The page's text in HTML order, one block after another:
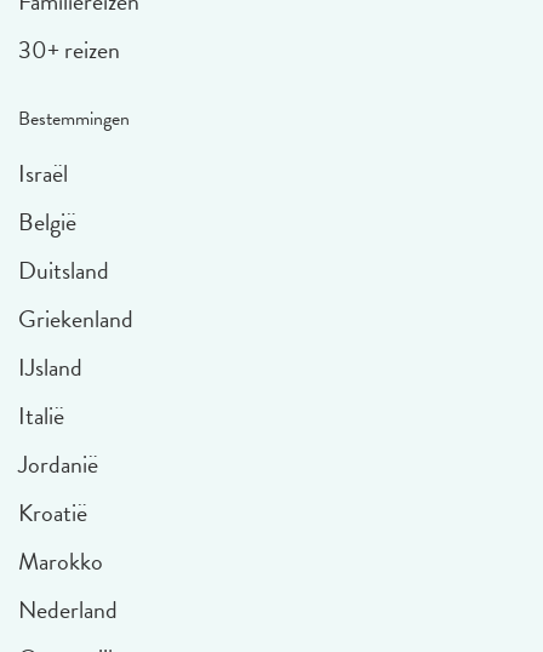
30+ reizen
Bestemmingen
Israël
België
Duitsland
Griekenland
IJsland
Italië
Jordanië
Kroatië
Marokko
Nederland